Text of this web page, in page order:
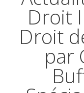
Droit
Droit
par